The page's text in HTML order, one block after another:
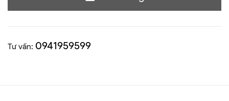
Tư vấn: 0941959599